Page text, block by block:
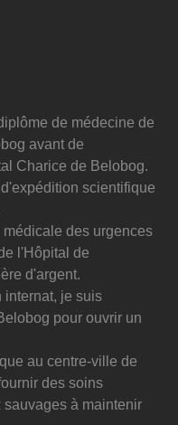
de médecine de
avant de
Charice de Belobog.
scientifique
des urgences
l'Hôpital de
d'argent.
internat, je suis
pour ouvrir un
au centre-ville de
des soins
à maintenir